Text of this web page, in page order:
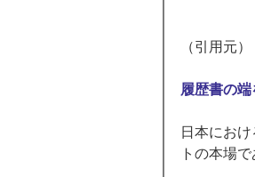
（引用元）
履歴書の
日本にお
トの本場